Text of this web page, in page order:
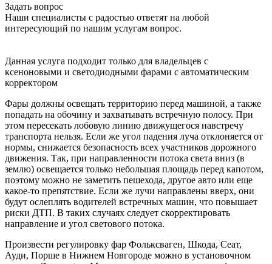
Задать вопрос
Наши специалисты с радостью ответят на любой
интересующий по нашим услугам вопрос.
Данная услуга подходит только для владельцев с
ксеноновыми и светодиодными фарами с автоматическим
корректором
Фары должны освещать территорию перед машиной, а также
попадать на обочину и захватывать встречную полосу. При
этом пересекать лобовую линию движущегося навстречу
транспорта нельзя. Если же угол падения луча отклоняется от
нормы, снижается безопасность всех участников дорожного
движения. Так, при направленности потока света вниз (в
землю) освещается только небольшая площадь перед капотом,
поэтому можно не заметить пешехода, другое авто или еще
какое-то препятствие. Если же лучи направлены вверх, они
будут ослеплять водителей встречных машин, что повышает
риски ДТП. В таких случаях следует скорректировать
направление и угол светового потока.
Произвести регулировку фар Фольксваген, Шкода, Сеат,
Ауди, Порше в Нижнем Новгороде можно в установочном